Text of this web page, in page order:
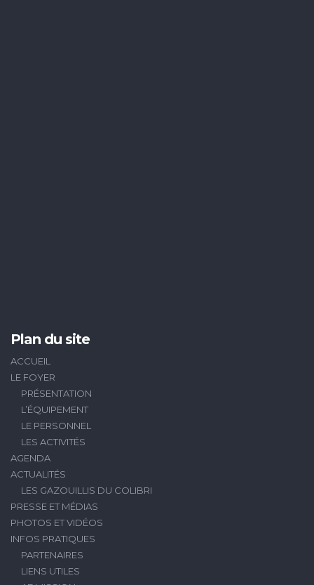
Plan du site
ACCUEIL
LE FOYER
PRÉSENTATION
L’ÉQUIPEMENT
LE PERSONNEL
LES ACTIVITÉS
AGENDA
ACTUALITÉS
LES GAZOUILLIS DU COLIBRI
PRESSE ET MÉDIAS
PHOTOS ET VIDÉOS
INFOS PRATIQUES
PARTENAIRES
LIENS UTILES